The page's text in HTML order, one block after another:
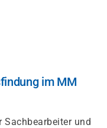
im MM
Sachbearbeiter und